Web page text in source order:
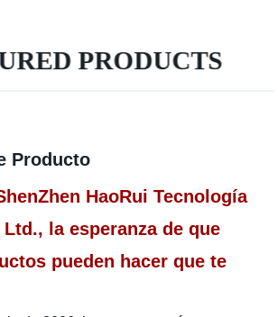
PRODUCTS
Producto
HaoRui Tecnología
la esperanza de que
pueden hacer que te